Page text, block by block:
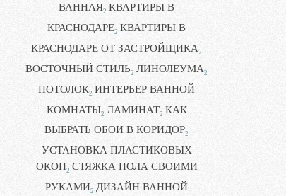
ВАННАЯ2 КВАРТИРЫ В
КРАСНОДАРЕ2 КВАРТИРЫ В
КРАСНОДАРЕ ОТ ЗАСТРОЙЩИКА2
ВОСТОЧНЫЙ СТИЛЬ2 ЛИНОЛЕУМА2
ПОТОЛОК2 ИНТЕРЬЕР ВАННОЙ
КОМНАТЫ2 ЛАМИНАТ2 КАК
ВЫБРАТЬ ОБОИ В КОРИДОР2
УСТАНОВКА ПЛАСТИКОВЫХ
ОКОН2 СТЯЖКА ПОЛА СВОИМИ
РУКАМИ2 ДИЗАЙН ВАННОЙ